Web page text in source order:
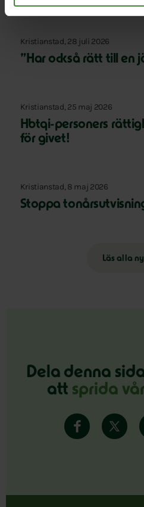
Kristianstad, 28 juli 2026
”Har också rätt till en
Kristianstad, 25 maj 2026
Hbtqi-personers
för givet!
Kristianstad, 8 maj 2026
Stoppa
Läs alla
Dela denna
att sprida